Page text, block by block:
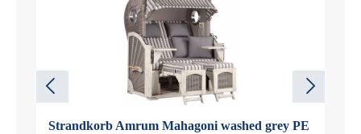
Strandkorb Amrum Mahagoni washed grey PE